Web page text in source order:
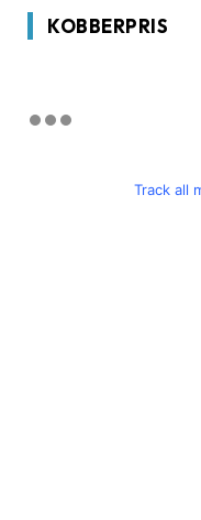
KOBBERPRIS
Track all